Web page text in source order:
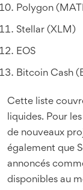
Polygon
Stellar (XLM)
EOS
Bitcoin Cash
Cette liste
liquides. Pour
de nouveaux
également que
annoncés
disponibles au